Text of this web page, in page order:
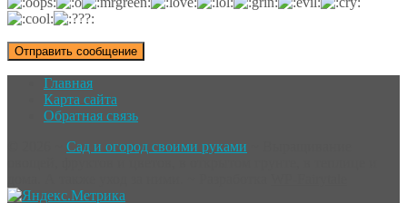
Главная
Карта сайта
Обратная связь
Сад и огород своими руками